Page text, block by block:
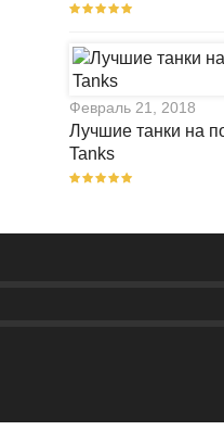
Февраль 21, 2018
Лучшие танки на
Tanks